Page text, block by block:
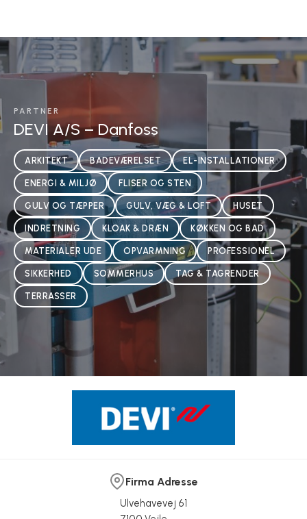
PARTNER
DEVI A/S – Danfoss
ARKITEKT BADEVÆRELSET EL-INSTALLATIONER
ENERGI & MILJØ FLISER OG STEN
GULV OG TÆPPER GULV, VÆG & LOFT HUSET
INDRETNING KLOAK & DRÆN KØKKEN OG BAD
MATERIALER UDE OPVARMNING PROFESSIONEL
SIKKERHED SOMMERHUS TAG & TAGRENDER
TERRASSER
Firma Adresse
Ulvehavevej 61